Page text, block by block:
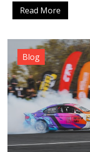
Read More
Blog